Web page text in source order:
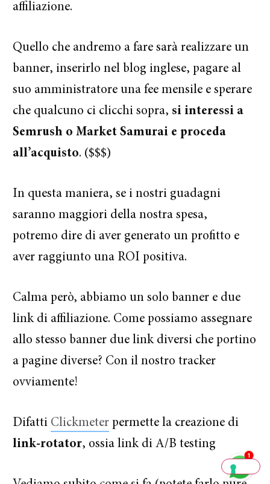
affiliazione.
Quello che andremo a fare sarà realizzare un
banner, inserirlo nel blog inglese, pagare al
suo amministratore una fee mensile e sperare
che qualcuno ci clicchi sopra, si interessi a
Semrush o Market Samurai e proceda
all’acquisto. ($$$)
In questa maniera, se i nostri guadagni
saranno maggiori della nostra spesa,
potremo dire di aver generato un profitto e
aver raggiunto una ROI positiva.
Calma però, abbiamo un solo banner e due
link di affiliazione. Come possiamo assegnare
allo stesso banner due link diversi che portino
a pagine diverse? Con il nostro tracker
ovviamente!
Difatti Clickmeter permette la creazione di
link-rotator, ossia link di A/B testing
Ti interessaaccelerare la tua
crescitanel mercato digitale?
tuoi obiettivi.